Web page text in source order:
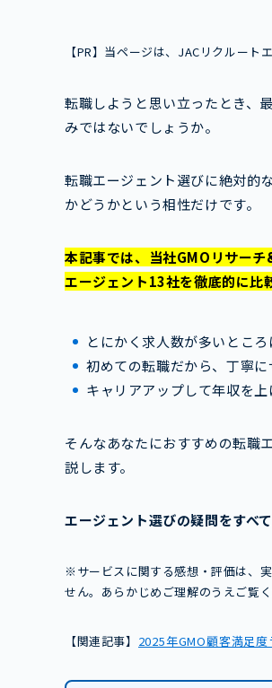
【PR】当ページは、JACリクルー
転職しようと思い立ったとき、
みではないでしょうか。
転職エージェント選びに絶対的
かどうかという相性だけです。
本記事では、当社GMOリサー
エージェント13社を徹底的に比
とにかく求人数が多いとこ
初めての転職だから、丁寧
キャリアアップして年収を上
そんなあなたにおすすめの転職
説します。
エージェント選びの疑問をすべ
※サービスに関する感想・評価は、
せん。あらかじめご理解のうえご覧く
【関連記事】 2025年GMO顧客満足